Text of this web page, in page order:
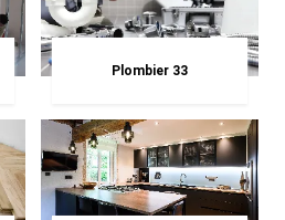
Plombier 33